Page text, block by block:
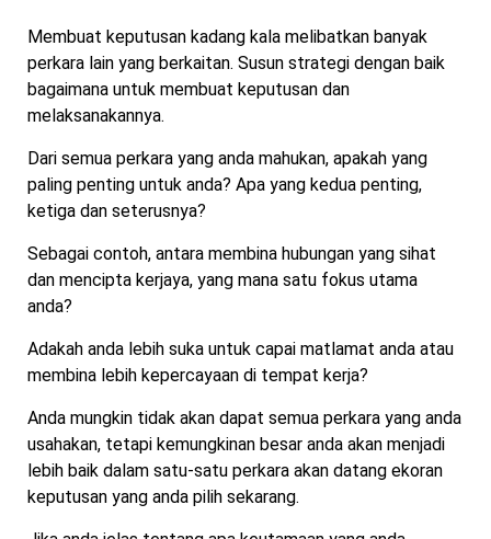
Membuat keputusan kadang kala melibatkan banyak
perkara lain yang berkaitan. Susun strategi dengan baik
bagaimana untuk membuat keputusan dan
melaksanakannya.
Dari semua perkara yang anda mahukan, apakah yang
paling penting untuk anda? Apa yang kedua penting,
ketiga dan seterusnya?
Sebagai contoh, antara membina hubungan yang sihat
dan mencipta kerjaya, yang mana satu fokus utama
anda?
Adakah anda lebih suka untuk capai matlamat anda atau
membina lebih kepercayaan di tempat kerja?
Anda mungkin tidak akan dapat semua perkara yang anda
usahakan, tetapi kemungkinan besar anda akan menjadi
lebih baik dalam satu-satu perkara akan datang ekoran
keputusan yang anda pilih sekarang.